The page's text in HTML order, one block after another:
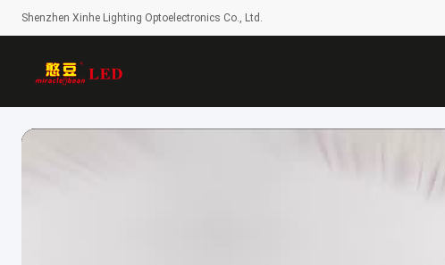
Shenzhen Xinhe Lighting Optoelectronics Co., Ltd.